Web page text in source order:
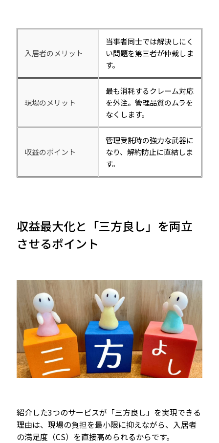
入居者のメリット
当事者同士では解決しにく
い問題を第三者が仲裁しま
す。
現場のメリット
最も消耗するクレーム対応
を外注。管理品質のムラを
なくします。
収益のポイント
管理受託時の強力な武器に
なり、解約防止に直結しま
す。
収益最大化と「三方良し」を両立
させるポイント
紹介した3つのサービスが「三方良し」を実現できる
理由は、現場の負担を最小限に抑えながら、入居者
の満足度（CS）を直接高められるからです。